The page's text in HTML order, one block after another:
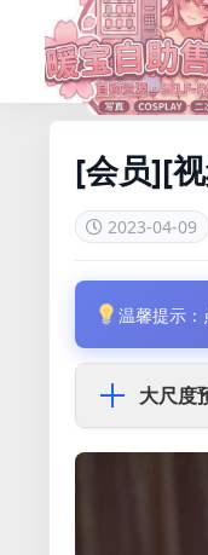
[会员][
2023-04-09
温馨提示：
大尺度